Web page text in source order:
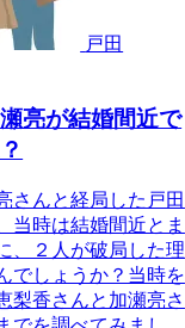
戸田
亮が結婚間近で
さんと経局した戸田
当時は結婚間近とま
、２人が破局した理
でしょうか？当時を
梨香さんと加瀬亮さ